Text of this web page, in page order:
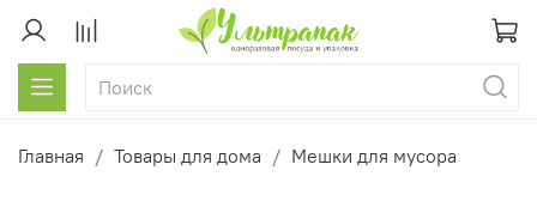
Главная Товары для дома Мешки для мусора